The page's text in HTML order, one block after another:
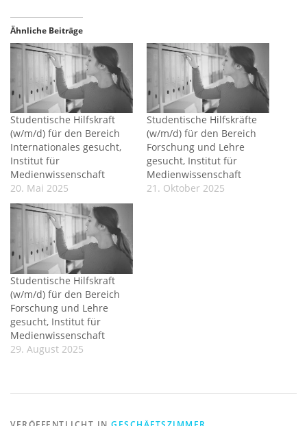
Ähnliche Beiträge
Studentische Hilfskraft
(w/m/d) für den Bereich
Internationales gesucht,
Institut für
Medienwissenschaft
20. Mai 2025
Studentische Hilfskräfte
(w/m/d) für den Bereich
Forschung und Lehre
gesucht, Institut für
Medienwissenschaft
21. Oktober 2025
Studentische Hilfskraft
(w/m/d) für den Bereich
Forschung und Lehre
gesucht, Institut für
Medienwissenschaft
29. August 2025